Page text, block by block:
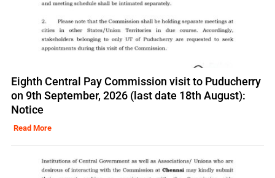
Eighth Central Pay Commission visit to Puducherry
on 9th September, 2026 (last date 18th August):
Notice
Read More